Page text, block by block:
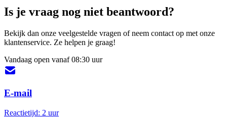
Is je vraag nog niet beantwoord?
Bekijk dan onze veelgestelde vragen of neem contact op met onze
klantenservice. Ze helpen je graag!
Vandaag open vanaf 08:30 uur
E-mail
Reactietijd: 2 uur